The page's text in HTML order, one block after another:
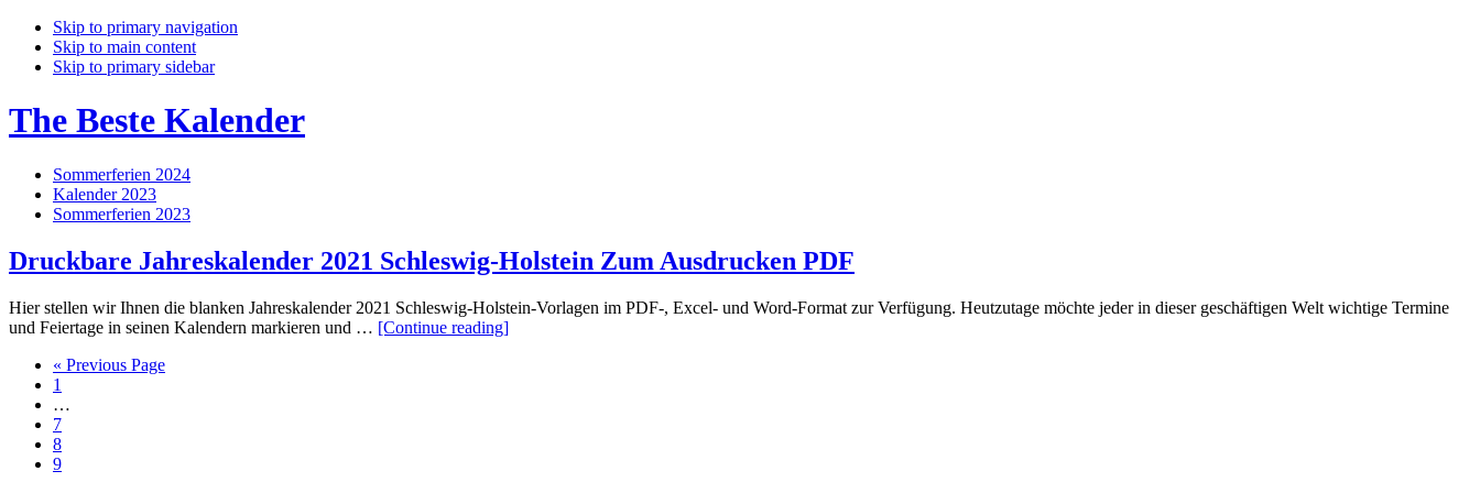
Skip to primary navigation
Skip to main content
Skip to primary sidebar
The Beste Kalender
Sommerferien 2024
Kalender 2023
Sommerferien 2023
Druckbare Jahreskalender 2021 Schleswig-Holstein Zum Ausdrucken PDF
Hier stellen wir Ihnen die blanken Jahreskalender 2021 Schleswig-Holstein-Vorlagen im PDF-, Excel- und Word-Format zur Verfügung. Heutzutage möchte jeder in dieser geschäftigen Welt wichtige Termine
und Feiertage in seinen Kalendern markieren und … [Continue reading]about
« Go
Previous Page
Page
1
pages
omitted
…
Page
7
Page
8
Page
9